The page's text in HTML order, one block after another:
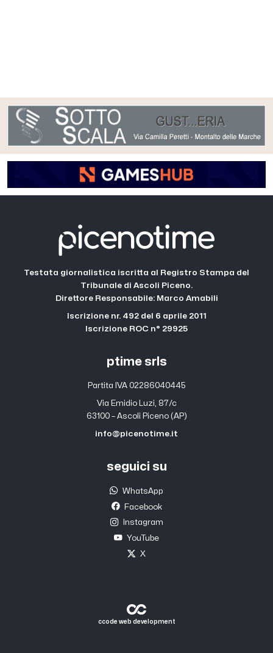
Testata giornalistica iscritta al Registro Stampa del
Tribunale di Ascoli Piceno.
Direttore Responsabile: Marco Amabili
Iscrizione nr. 492 del 6 aprile 2011
Iscrizione ROC n° 29925
ptime srls
Partita IVA 02286040445
Via Emidio Luzi, 87/c
63100 – Ascoli Piceno (AP)
info@picenotime.it
seguici su
WhatsApp
Facebook
Instagram
YouTube
X
ccode web development